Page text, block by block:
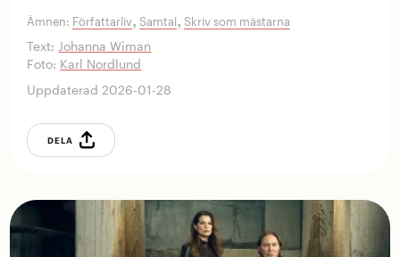
Ämnen: Författarliv,Samtal,Skriv som mästarna
Text: Johanna Wiman
Foto: Karl Nordlund
Uppdaterad 2026-01-28
DELA